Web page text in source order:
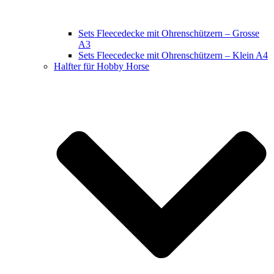
Sets Fleecedecke mit Ohrenschützern – Grosse
A3
Sets Fleecedecke mit Ohrenschützern – Klein A4
Halfter für Hobby Horse